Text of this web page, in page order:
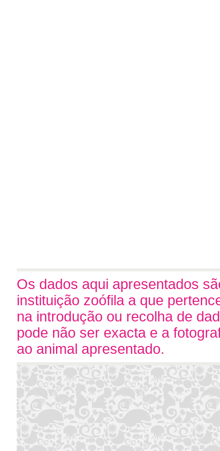
Os dados aqui apresentados
instituição zoófila a que
na introdução ou recolha de
pode não ser exacta e a
ao animal apresentado.